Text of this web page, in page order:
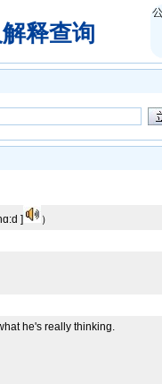
释查询
] ）
he's really thinking.